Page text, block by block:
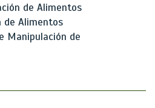
de Alimentos
de Alimentos
Manipulación de